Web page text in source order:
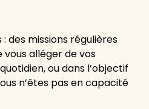
des missions régulières
vous alléger de vos
ou dans l’objectif
n’êtes pas en capacité